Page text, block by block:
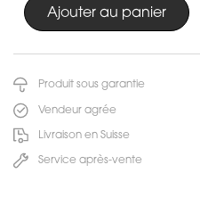
Produit sous garantie
Vendeur agrée
Livraison en Suisse
Service après-vente